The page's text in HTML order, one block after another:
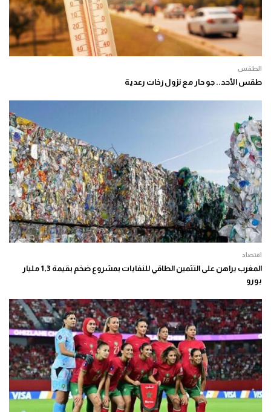
الطقس
طقس الأحد.. جو حار مع نزول زخات رعدية
اقتصاد
المغرب يراهن على التثمين الطاقي للنفايات بمشروع ضخم بقيمة 1,3 مليار
يورو